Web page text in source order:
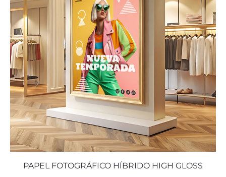
PAPEL FOTOGRÁFICO HÍBRIDO HIGH GLOSS